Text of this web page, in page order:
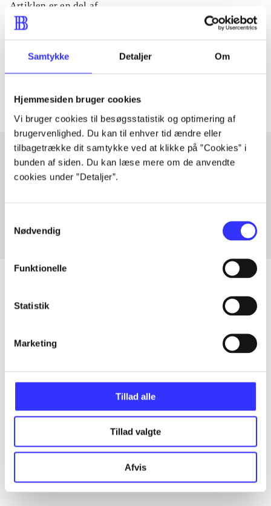
Samtykke Detaljer Om
Hjemmesiden bruger cookies
Vi bruger cookies til besøgsstatistik og optimering af
brugervenlighed. Du kan til enhver tid ændre eller
tilbagetrække dit samtykke ved at klikke på ”Cookies” i
bunden af siden. Du kan læse mere om de anvendte
cookies under ”Detaljer”.
Nødvendig
Funktionelle
Statistik
Marketing
Tillad alle
Tillad valgte
Afvis
Artiklen er en del af
Tidsskrift
Artiklerne i handler ofte om
Artikler med samme emner
...
...